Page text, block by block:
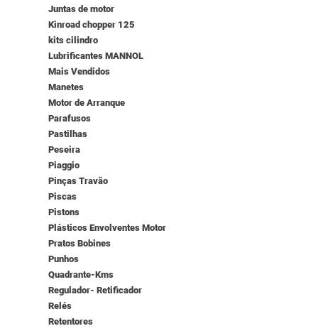
Juntas de motor
Kinroad chopper 125
kits cilindro
Lubrificantes MANNOL
Mais Vendidos
Manetes
Motor de Arranque
Parafusos
Pastilhas
Peseira
Piaggio
Pinças Travão
Piscas
Pistons
Plásticos Envolventes Motor
Pratos Bobines
Punhos
Quadrante-Kms
Regulador- Retificador
Relés
Retentores